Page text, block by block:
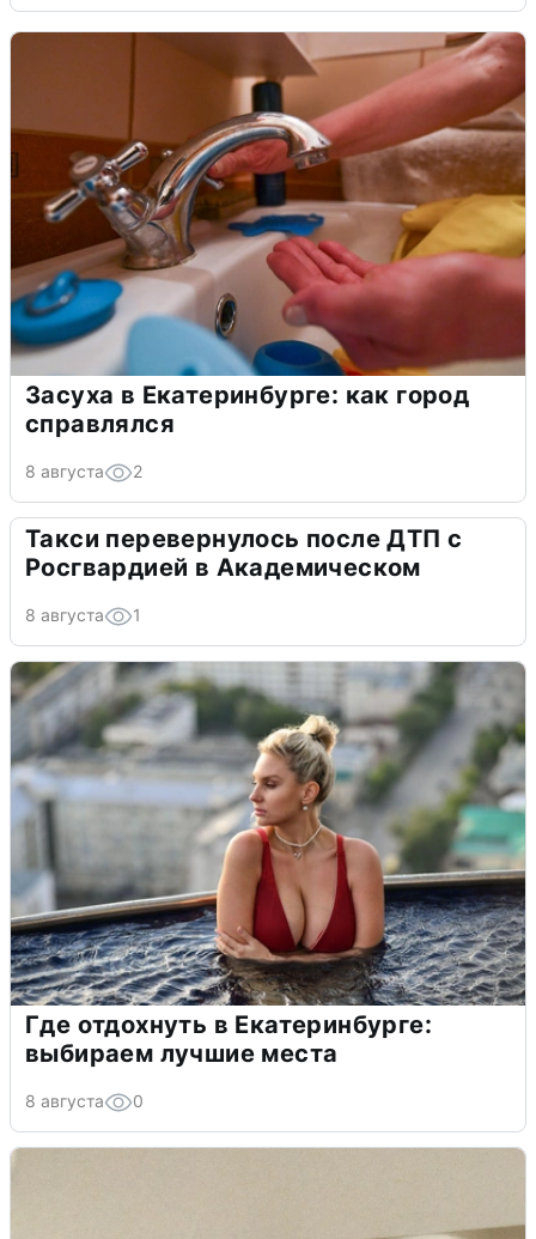
Засуха в Екатеринбурге: как город
справлялся
8 августа 2
Такси перевернулось после ДТП с
Росгвардией в Академическом
8 августа 1
Где отдохнуть в Екатеринбурге:
выбираем лучшие места
8 августа 0